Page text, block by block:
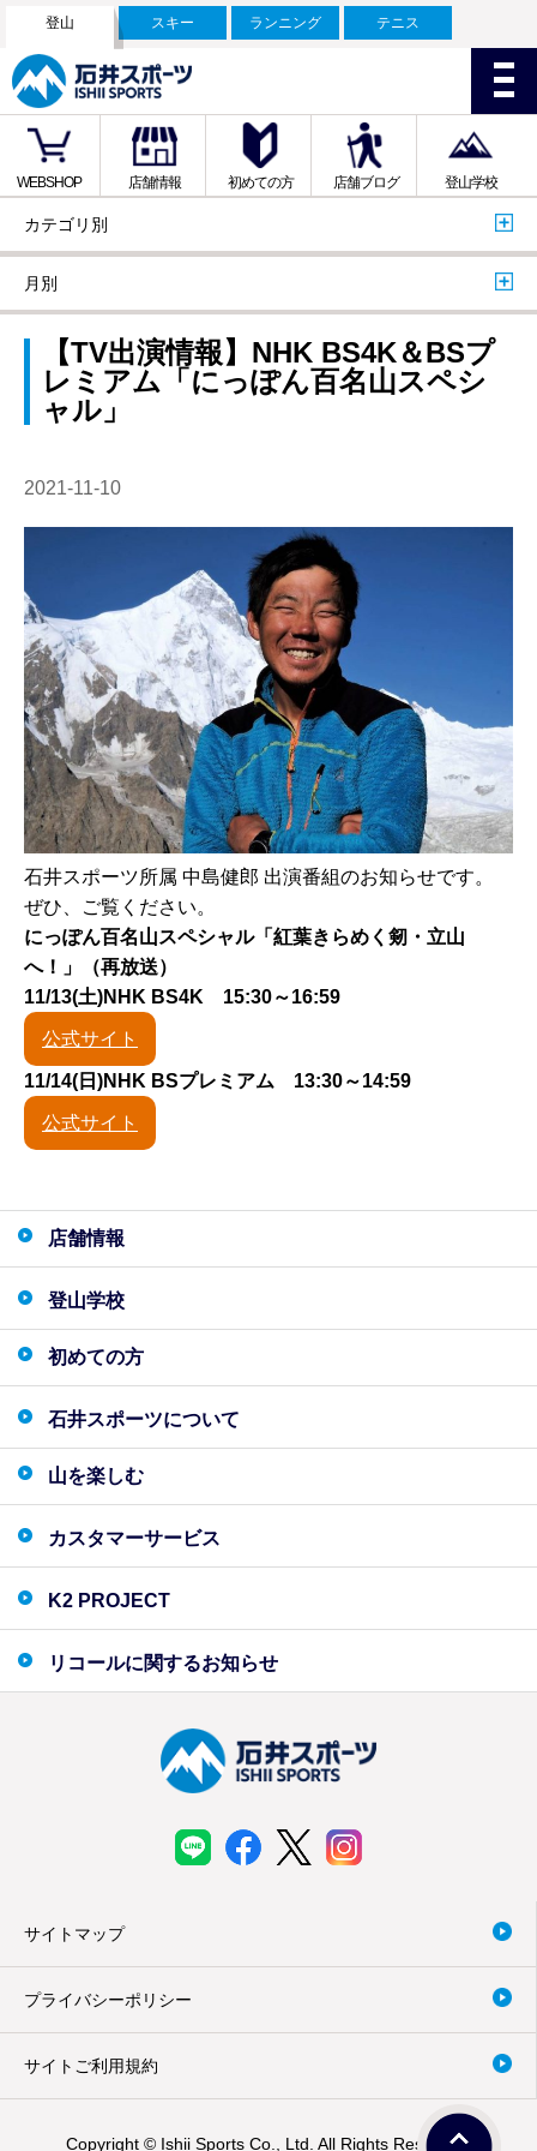
登山 スキー ランニング テニス
WEBSHOP 店舗情報 初めての方 店舗ブログ 登山学校
カテゴリ別
月別
【TV出演情報】NHK BS4K＆BSプ
レミアム「にっぽん百名山スペシ
ャル」
2021-11-10
石井スポーツ所属 中島健郎 出演番組のお知らせです。
ぜひ、ご覧ください。
にっぽん百名山スペシャル「紅葉きらめく剱・立山
へ！」（再放送）
11/13(土)NHK BS4K 15:30～16:59
公式サイト
11/14(日)NHK BSプレミアム 13:30～14:59
公式サイト
店舗情報
登山学校
初めての方
石井スポーツについて
山を楽しむ
カスタマーサービス
K2 PROJECT
リコールに関するお知らせ
サイトマップ
プライバシーポリシー
サイトご利用規約
Copyright © Ishii Sports Co., Ltd. All Rights Reserved.